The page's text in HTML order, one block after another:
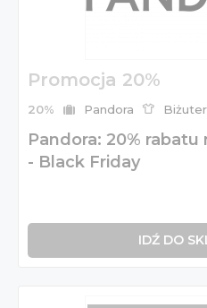
Promocja 20%
20% Pandora
Pandora: 20%
- Black Friday
IDŹ DO